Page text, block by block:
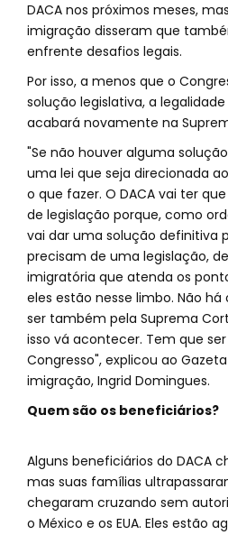
DACA nos próximos meses,
imigração disseram que
enfrente desafios legais.
Por isso, a menos que o
solução legislativa, a
acabará novamente na
"Se não houver alguma
uma lei que seja direcionada
o que fazer. O DACA vai ter
de legislação porque, como
vai dar uma solução definitiva
precisam de uma legislação,
imigratória que atenda os
eles estão nesse limbo. Não
ser também pela Suprema
isso vá acontecer. Tem que
Congresso", explicou ao
imigração, Ingrid Domingues.
Quem são os beneficiários?
Alguns beneficiários do DACA
mas suas famílias
chegaram cruzando sem
o México e os EUA. Eles estão